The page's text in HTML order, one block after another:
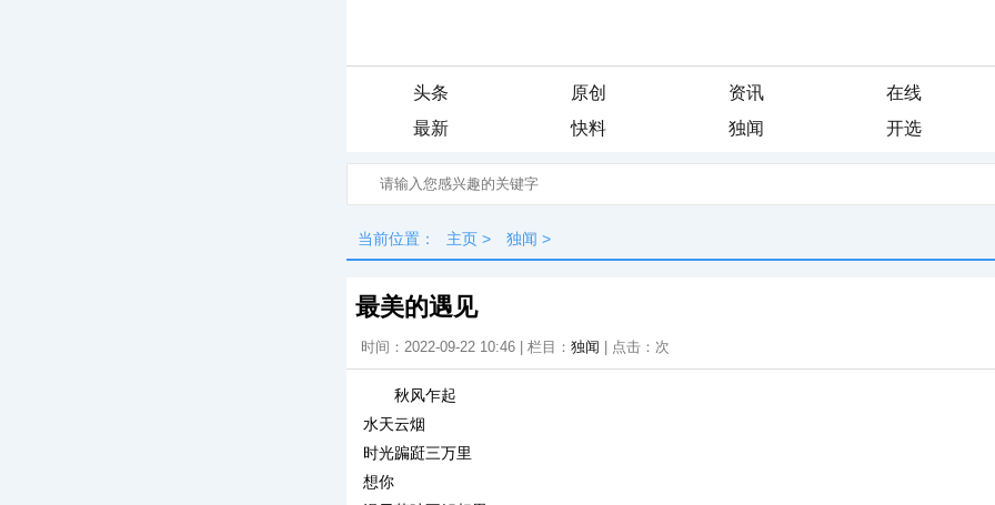
头条 原创 资讯
在线
最新
快料 独闻 开选
当前位置： 主页 > 独闻 >
最美的遇见
时间：2022-09-22 10:46 | 栏目： 独闻 | 点击： 次
秋风乍起
水天云烟
时光蹁跹三万里
想你